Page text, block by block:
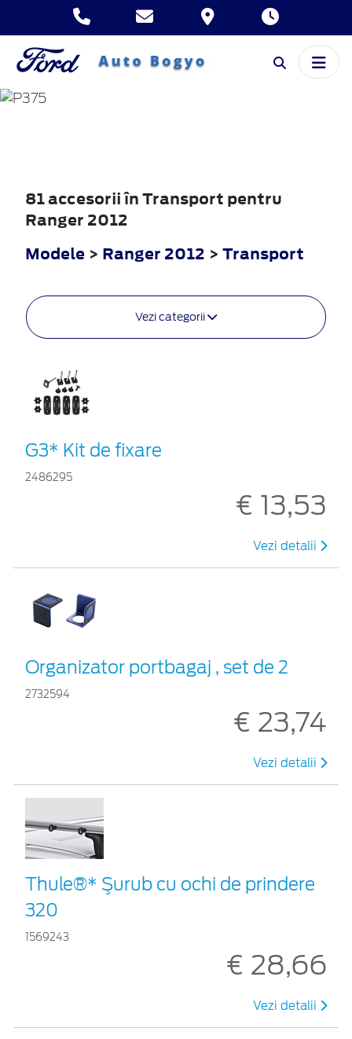
RANGER
81 accesorii în Transport pentru
Ranger 2012
Modele > Ranger 2012 > Transport
Vezi categorii
G3* Kit de fixare
2486295
€ 13,53
Vezi detalii
Organizator portbagaj , set de 2
2732594
€ 23,74
Vezi detalii
Thule®* Şurub cu ochi de prindere
320
1569243
€ 28,66
Vezi detalii